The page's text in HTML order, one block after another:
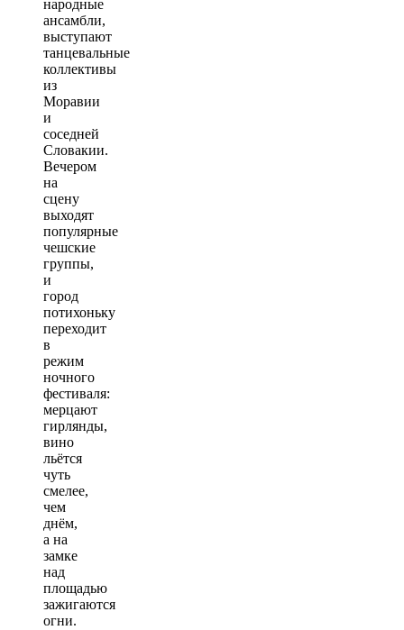
народные
ансамбли,
выступают
танцевальные
коллективы
из
Моравии
и
соседней
Словакии.
Вечером
на
сцену
выходят
популярные
чешские
группы,
и
город
потихоньку
переходит
в
режим
ночного
фестиваля:
мерцают
гирлянды,
вино
льётся
чуть
смелее,
чем
днём,
а на
замке
над
площадью
зажигаются
огни.